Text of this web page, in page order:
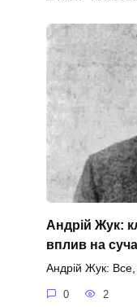
Андрій Жук:
вплив на
Андрій Жук:
0 2